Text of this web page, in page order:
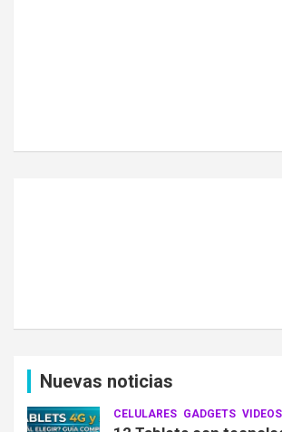
Nuevas noticias
CELULARES GADGETS VIDEOS